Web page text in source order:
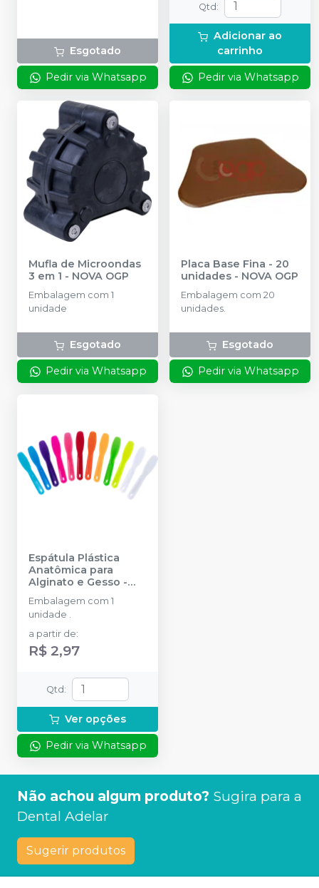
Esgotado
Pedir via Whatsapp
Qtd :
Adicionar ao
carrinho
Pedir via Whatsapp
Mufla de Microondas
3 em 1 - NOVA OGP
Embalagem com 1
unidade
Esgotado
Pedir via Whatsapp
Placa Base Fina - 20
unidades - NOVA OGP
Embalagem com 20
unidades.
Esgotado
Pedir via Whatsapp
Espátula Plástica
Anatômica para
Alginato e Gesso -
NOVA OGP
Embalagem com 1
unidade .
a partir de:
R$ 2,97
Qtd :
Ver opções
Pedir via Whatsapp
Não achou algum produto? Sugira para a
Dental Adelar
Sugerir produtos